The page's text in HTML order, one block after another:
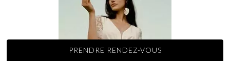
PRENDRE RENDEZ-VOUS